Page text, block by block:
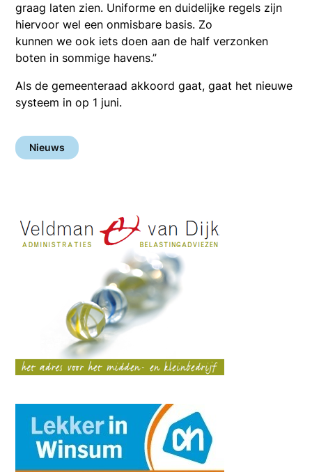
graag laten zien. Uniforme en duidelijke regels zijn
hiervoor wel een onmisbare basis. Zo
kunnen we ook iets doen aan de half verzonken
boten in sommige havens.”
Als de gemeenteraad akkoord gaat, gaat het nieuwe
systeem in op 1 juni.
Nieuws